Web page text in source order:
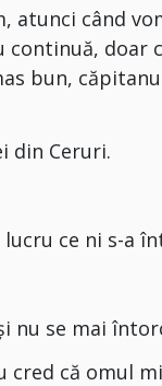
atunci când
continuă,
bun,
din Ceruri.
ce ni s-a
nu se mai
cred că omul